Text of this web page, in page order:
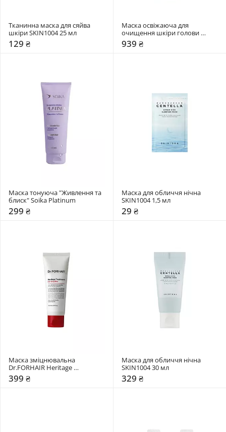
Тканинна маска для сяйва
шкіри SKIN1004 25 мл
129 ₴
Маска освіжаюча для
очищення шкіри голови
Dr.FORHAIR Phyto Fresh Scalp
Scaler
939 ₴
Маска тонуюча "Живлення та
блиск" Soika Platinum
299 ₴
Маска для обличчя нічна
SKIN1004 1,5 мл
29 ₴
Маска зміцнювальна
Dr.FORHAIR Heritage
Treatment Earl Grey Bliss
399 ₴
Маска для обличчя нічна
SKIN1004 30 мл
329 ₴